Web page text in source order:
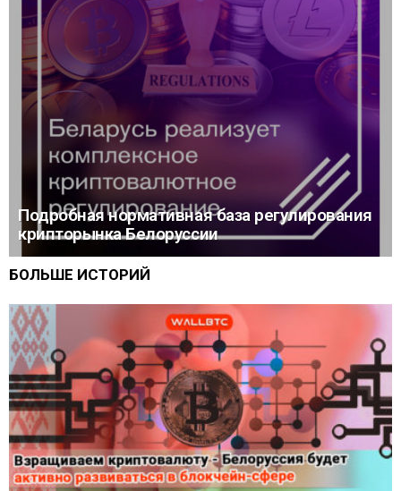
Подробная нормативная база регулирования
крипторынка Белоруссии
БОЛЬШЕ ИСТОРИЙ